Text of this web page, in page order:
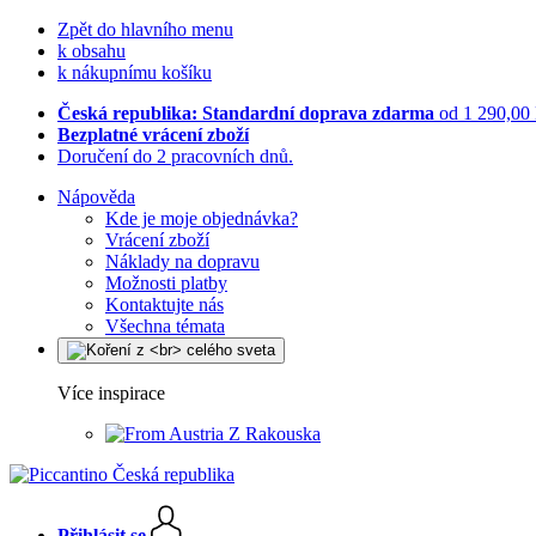
Zpět do hlavního menu
k obsahu
k nákupnímu košíku
Česká republika: Standardní doprava zdarma od 1 290,00
Bezplatné vrácení zboží
Doručení do 2 pracovních dnů.
Nápověda
Kde je moje objednávka?
Vrácení zboží
Náklady na dopravu
Možnosti platby
Kontaktujte nás
Všechna témata
Více inspirace
Z Rakouska